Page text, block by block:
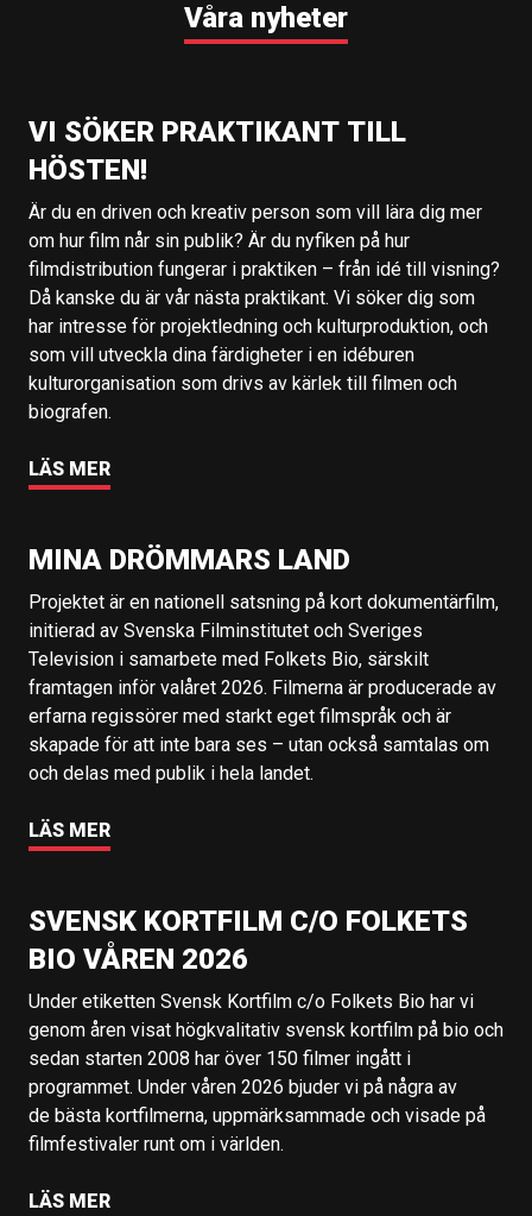
Våra nyheter
VI SÖKER PRAKTIKANT TILL
HÖSTEN!
Är du en driven och kreativ person som vill lära dig mer
om hur film når sin publik? Är du nyfiken på hur
filmdistribution fungerar i praktiken – från idé till visning?
Då kanske du är vår nästa praktikant. Vi söker dig som
har intresse för projektledning och kulturproduktion, och
som vill utveckla dina färdigheter i en idéburen
kulturorganisation som drivs av kärlek till filmen och
biografen.
LÄS MER
MINA DRÖMMARS LAND
Projektet är en nationell satsning på kort dokumentärfilm,
initierad av Svenska Filminstitutet och Sveriges
Television i samarbete med Folkets Bio, särskilt
framtagen inför valåret 2026. Filmerna är producerade av
erfarna regissörer med starkt eget filmspråk och är
skapade för att inte bara ses – utan också samtalas om
och delas med publik i hela landet.
LÄS MER
SVENSK KORTFILM C/O FOLKETS
BIO VÅREN 2026
Under etiketten Svensk Kortfilm c/o Folkets Bio har vi
genom åren visat högkvalitativ svensk kortfilm på bio och
sedan starten 2008 har över 150 filmer ingått i
programmet. Under våren 2026 bjuder vi på några av
de bästa kortfilmerna, uppmärksammade och visade på
filmfestivaler runt om i världen.
LÄS MER